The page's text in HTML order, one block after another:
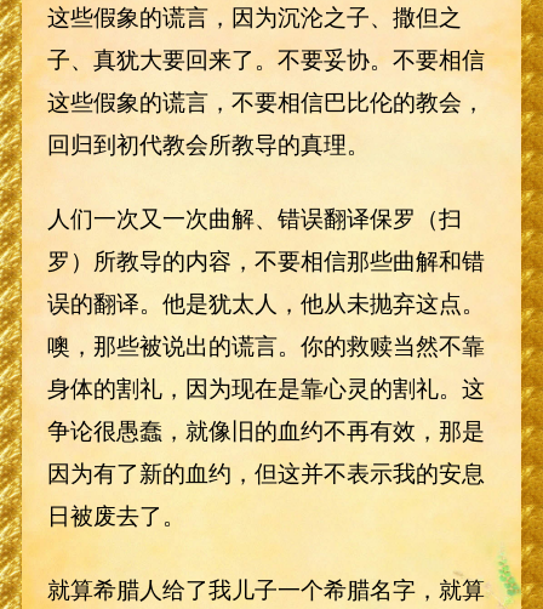
这些假象的谎言，因为沉沦之子、撒但之
子、真犹大要回来了。不要妥协。不要相信
这些假象的谎言，不要相信巴比伦的教会，
回归到初代教会所教导的真理。
人们一次又一次曲解、错误翻译保罗（扫
罗）所教导的内容，不要相信那些曲解和错
误的翻译。他是犹太人，他从未抛弃这点。
噢，那些被说出的谎言。你的救赎当然不靠
身体的割礼，因为现在是靠心灵的割礼。这
争论很愚蠢，就像旧的血约不再有效，那是
因为有了新的血约，但这并不表示我的安息
日被废去了。
就算希腊人给了我儿子一个希腊名字，就算